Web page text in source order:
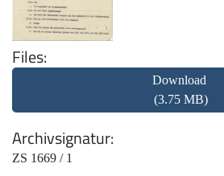
Files
Download
(3.75 MB)
Archivsignatur
ZS 1669 / 1